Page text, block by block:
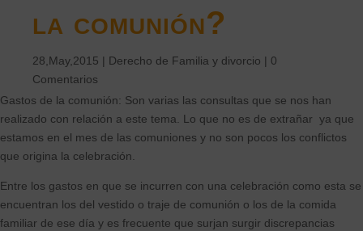
la comunión?
28,May,2015 | Derecho de Familia y divorcio | 0
Comentarios
Gastos de la comunión: Son varias las consultas que se nos han
realizado con relación a este tema. Lo que no es de extrañar ya que
estamos en el mes de las comuniones y no son pocos los conflictos
que origina la celebración.
Entre los gastos en que se incurren con una celebración como esta se
encuentran los del vestido o traje de comunión o los de la comida
familiar de ese día y es frecuente que surjan surgir discrepancias